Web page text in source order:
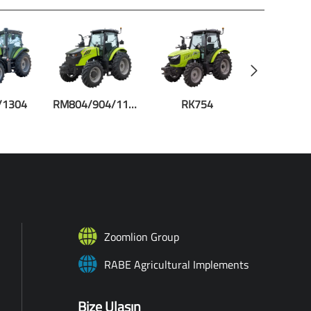
RM804/904/1104 RK754
Zoomlion Group
RABE Agricultural Implements
Bize Ulaşın